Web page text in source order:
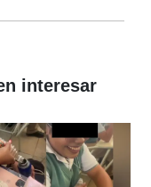
interesar